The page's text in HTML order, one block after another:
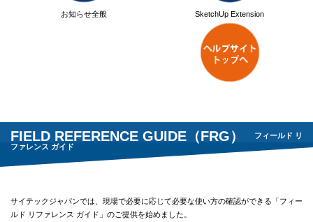
お知らせ全般 SketchUp Extension
FIELD REFERENCE GUIDE（FRG）
フィールド リ
ファレンス ガイド
サイテックジャパンでは、現場で必要に応じて必要な使い方の確認ができる「フィー
ルド リファレンス ガイド」のご提供を始めました。